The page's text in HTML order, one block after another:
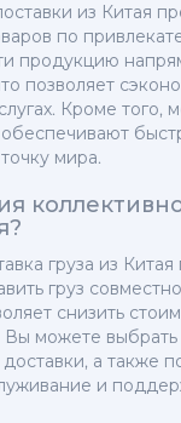
из Китая
по
продукцию
позволяет
Кроме того,
обеспечивают
мира.
груза из
груз
снизить
Вы можете
а также
и